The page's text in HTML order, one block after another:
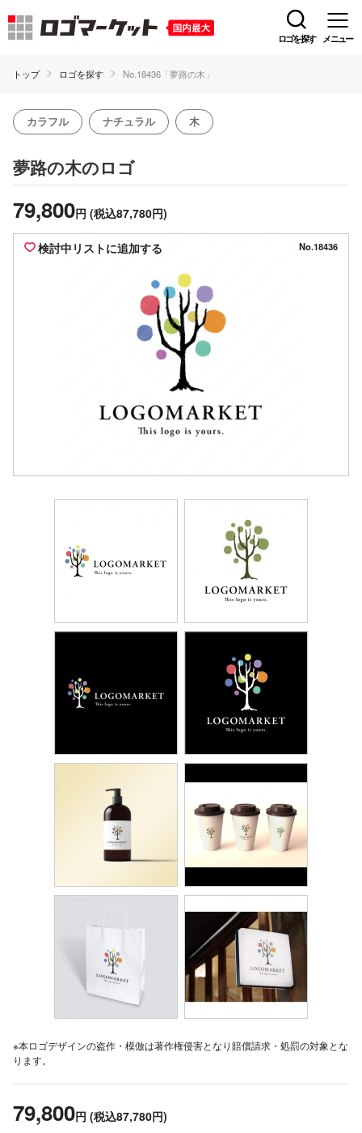
ロゴを探す メニュー
トップ ロゴを探す No.18436「夢路の木」
カラフル ナチュラル 木
夢路の木のロゴ
79,800円 (税込87,780円)
検討中リストに追加する No.18436
※本ロゴデザインの盗作・模倣は著作権侵害となり賠償請求・処罰の対象とな
ります。
79,800円 (税込87,780円)